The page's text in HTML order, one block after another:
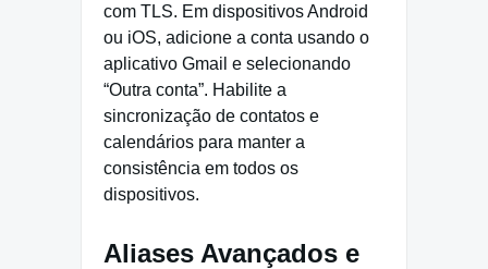
com TLS. Em dispositivos Android
ou iOS, adicione a conta usando o
aplicativo Gmail e selecionando
“Outra conta”. Habilite a
sincronização de contatos e
calendários para manter a
consistência em todos os
dispositivos.
Aliases Avançados e